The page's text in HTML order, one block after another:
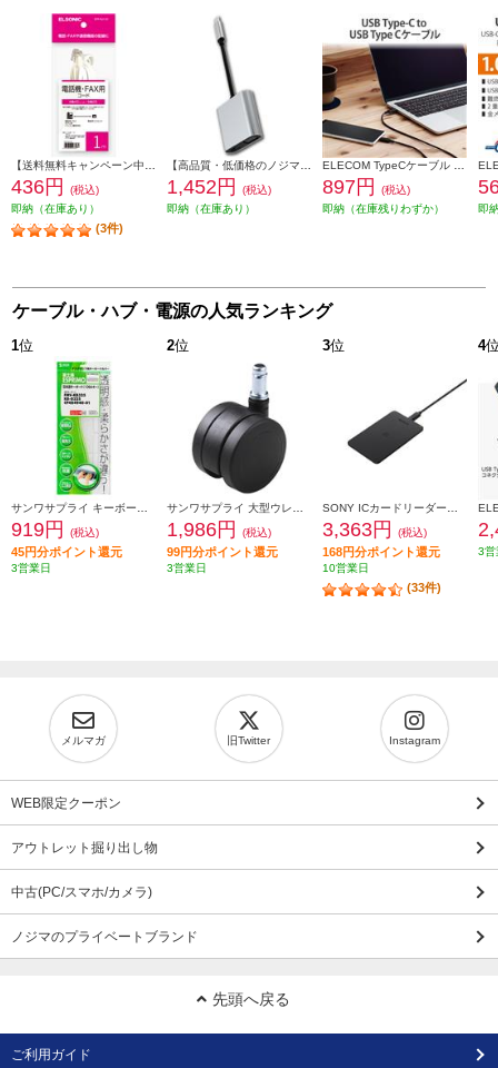
436円
(税込)
即納（在庫あり）
(3件)
1,452円
(税込)
即納（在庫あり）
897円
(税込)
即納（在庫残りわずか）
即
ケーブル・ハブ・電源の人気ランキング
1位
919円 (税込)
45円分ポイント還元
3営業日
2位
1,986円 (税込)
99円分ポイント還元
3営業日
3位
3,363円 (税込)
168円分ポイント還元
10営業日
(33件)
4
3営
メルマガ 旧Twitter Instagram
WEB限定クーポン
アウトレット掘り出し物
中古(PC/スマホ/カメラ)
ノジマのプライベートブランド
先頭へ戻る
ご利用ガイド